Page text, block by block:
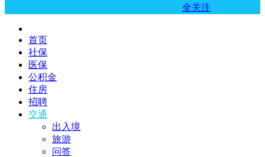
全关注
首页
社保
医保
公积金
住房
招聘
交通
出入境
旅游
问答